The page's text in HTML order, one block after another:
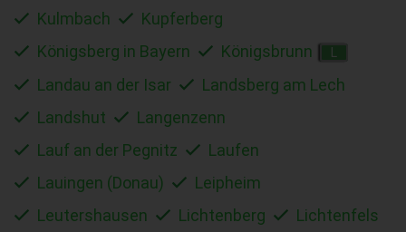
Kulmbach
Kupferberg
Königsberg in Bayern
Königsbrunn
Landau an der Isar
Landsberg am Lech
Landshut
Langenzenn
Lauf an der Pegnitz
Laufen
Lauingen (Donau)
Leipheim
Leutershausen
Lichtenberg Lichtenfels